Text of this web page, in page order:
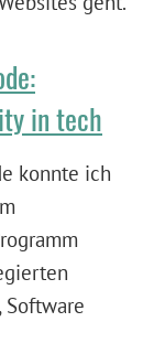
in tech
konnte ich
Software